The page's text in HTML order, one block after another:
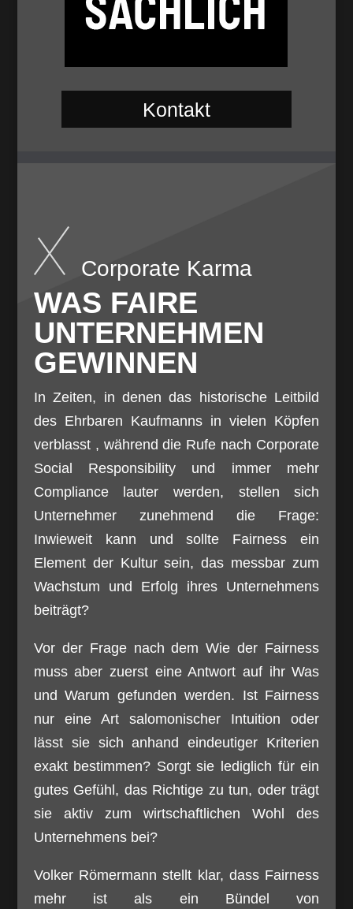
Kontakt
Corporate Karma
WAS FAIRE
UNTERNEHMEN
GEWINNEN
In Zeiten, in denen das historische Leitbild
des Ehrbaren Kaufmanns in vielen Köpfen
verblasst , während die Rufe nach Corporate
Social Responsibility und immer mehr
Compliance lauter werden, stellen sich
Unternehmer zunehmend die Frage:
Inwieweit kann und sollte Fairness ein
Element der Kultur sein, das messbar zum
Wachstum und Erfolg ihres Unternehmens
beiträgt?
Vor der Frage nach dem Wie der Fairness
muss aber zuerst eine Antwort auf ihr Was
und Warum gefunden werden. Ist Fairness
nur eine Art salomonischer Intuition oder
lässt sie sich anhand eindeutiger Kriterien
exakt bestimmen? Sorgt sie lediglich für ein
gutes Gefühl, das Richtige zu tun, oder trägt
sie aktiv zum wirtschaftlichen Wohl des
Unternehmens bei?
Volker Römermann stellt klar, dass Fairness
mehr ist als ein Bündel von